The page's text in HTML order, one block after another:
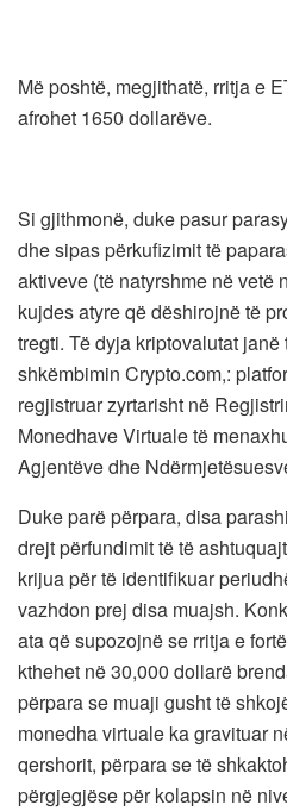
Më poshtë, megjithatë, rritja e
afrohet 1650 dollarëve.
Si gjithmonë, duke pasur
dhe sipas përkufizimit të
aktiveve (të natyrshme në vetë
kujdes atyre që dëshirojnë të
tregti. Të dyja kriptovalutat
shkëmbimin Crypto.com,:
regjistruar zyrtarisht në
Monedhave Virtuale të
Agjentëve dhe
Duke parë përpara, disa
drejt përfundimit të të
krijua për të identifikuar
vazhdon prej disa muajsh.
ata që supozojnë se rritja e
kthehet në 30,000 dollarë
përpara se muaji gusht të
monedha virtuale ka gravituar
qershorit, përpara se të
përgjegjëse për kolapsin në